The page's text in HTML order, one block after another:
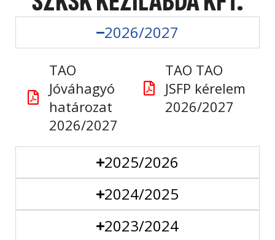
2026/2027
TAO
Jóváhagyó
határozat
2026/2027
TAO TAO
JSFP kérelem
2026/2027
2025/2026
2024/2025
2023/2024